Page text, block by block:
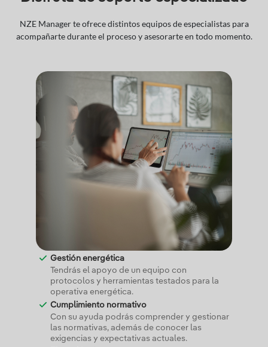
NZE Manager te ofrece distintos equipos de especialistas para
acompañarte durante el proceso y asesorarte en todo momento.
Gestión energética
Tendrás el apoyo de un equipo con
protocolos y herramientas testados para la
operativa energética.
Cumplimiento normativo
Con su ayuda podrás comprender y gestionar
las normativas, además de conocer las
exigencias y expectativas actuales.